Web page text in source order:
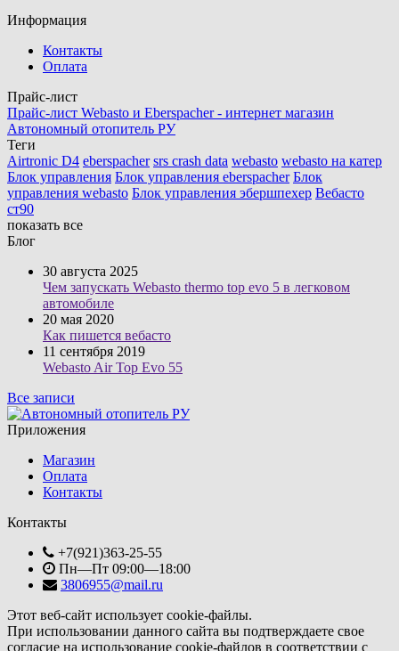
Информация
Контакты
Оплата
Прайс-лист
Прайс-лист Webasto и Eberspacher - интернет магазин
Автономный отопитель РУ
Теги
Airtronic D4 eberspacher srs crash data webasto webasto на катер
Блок управления Блок управления eberspacher Блок
управления webasto Блок управления эбершпехер Вебасто
ст90
показать все
Блог
30 августа 2025
Чем запускать Webasto thermo top evo 5 в легковом
автомобиле
20 мая 2020
Как пишется вебасто
11 сентября 2019
Webasto Air Top Evo 55
Все записи
Приложения
Магазин
Оплата
Контакты
Контакты
+7(921)363-25-55
Пн—Пт 09:00—18:00
3806955@mail.ru
Этот веб-сайт использует cookie-файлы.
При использовании данного сайта вы подтверждаете свое
согласие на использование cookie-файлов в соответствии с